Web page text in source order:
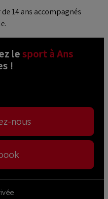
14 ans accompagnés
le sport à Ans
!
nous